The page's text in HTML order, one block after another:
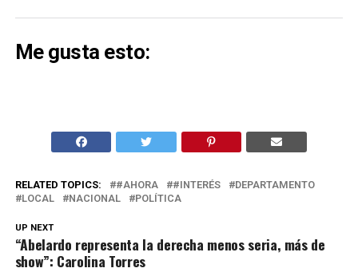
Me gusta esto:
RELATED TOPICS: #AHORA #INTERÉS
DEPARTAMENTO
LOCAL
NACIONAL POLÍTICA
UP NEXT
“Abelardo representa la derecha menos seria, más de
show”: Carolina Torres